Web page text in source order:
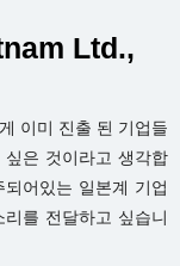
Ltd.,
이미 진출 된 기업들
싶은 것이라고 생각합
어있는 일본계 기업
를 전달하고 싶습니